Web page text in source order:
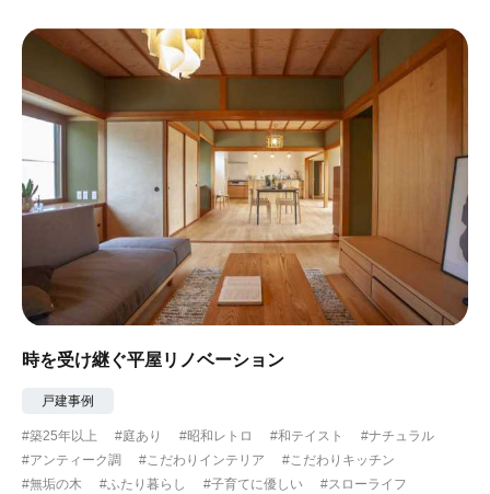
時を受け継ぐ平屋リノベーション
戸建事例
#築25年以上 #庭あり #昭和レトロ #和テイスト
#ナチュラル
#アンティーク調
#こだわりインテリア
#こだわりキッチン
#無垢の木
#ふたり暮らし #子育てに優しい
#スローライフ